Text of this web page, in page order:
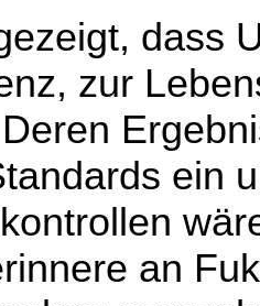
dass
zur
ein
an